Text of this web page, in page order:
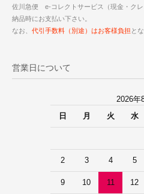
佐川急便 e-コレクトサービス（現金・ク
納品時にお支払い下さい。
なお、 代引手数料（別途）はお客様負担 と
営業日について
2026年
日
月 火 水
2 3 4 5
9 10 11 12